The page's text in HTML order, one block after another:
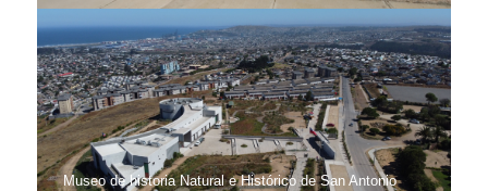
Museo de historia Natural e Histórico de San Antonio